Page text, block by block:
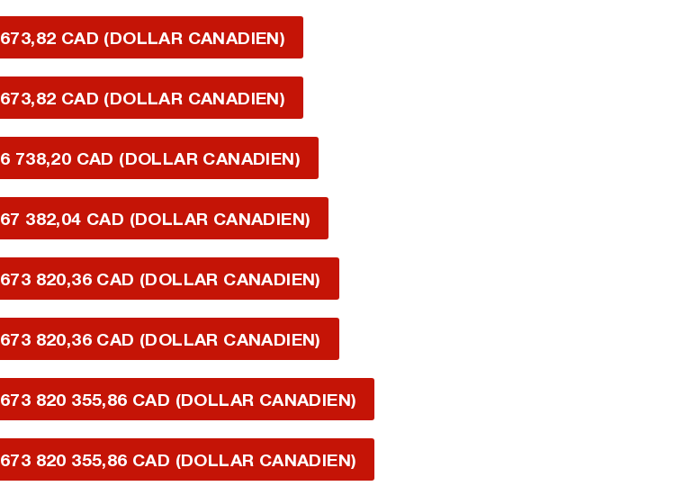
673,82 CAD (DOLLAR CANADIEN)
673,82 CAD (DOLLAR CANADIEN)
6 738,20 CAD (DOLLAR CANADIEN)
67 382,04 CAD (DOLLAR CANADIEN)
673 820,36 CAD (DOLLAR CANADIEN)
673 820,36 CAD (DOLLAR CANADIEN)
673 820 355,86 CAD (DOLLAR CANADIEN)
673 820 355,86 CAD (DOLLAR CANADIEN)